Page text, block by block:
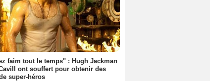
faim tout le temps" : Hugh Jackman
ont souffert pour obtenir des
super-héros